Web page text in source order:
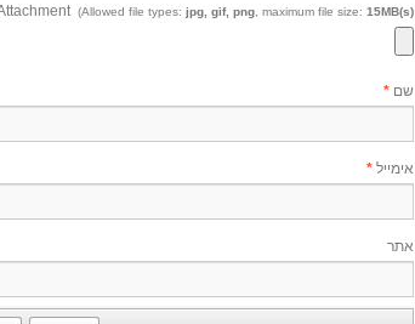
(Allowed file types: jpg, gif, png , maximum file size: 15MB(s).
שם *
אימייל *
אתר